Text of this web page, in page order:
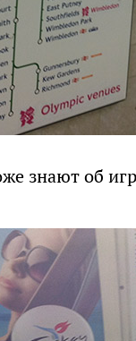
знают об